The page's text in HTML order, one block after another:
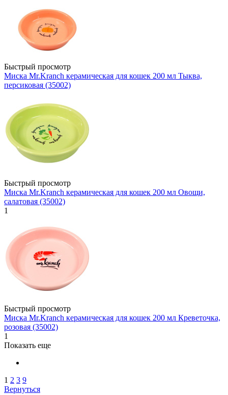
Быстрый просмотр
Миска Mr.Kranch керамическая для кошек 200 мл Тыква,
персиковая (35002)
Быстрый просмотр
Миска Mr.Kranch керамическая для кошек 200 мл Овощи,
салатовая (35002)
1
Быстрый просмотр
Миска Mr.Kranch керамическая для кошек 200 мл Креветочка,
розовая (35002)
1
Показать еще
1 2 3 9
Вернуться